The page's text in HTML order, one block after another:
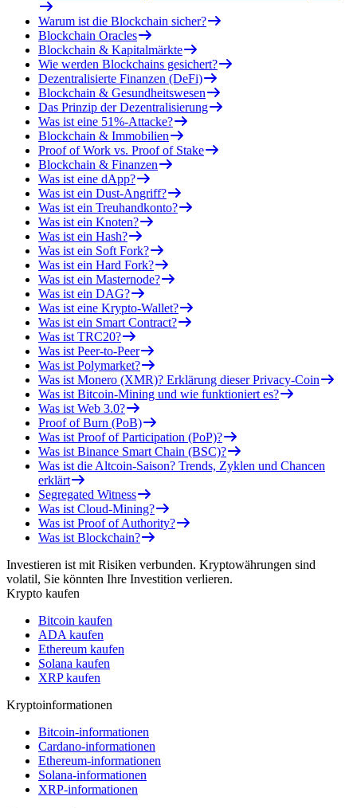
Warum ist die Blockchain sicher?
Blockchain Oracles
Blockchain & Kapitalmärkte
Wie werden Blockchains gesichert?
Dezentralisierte Finanzen (DeFi)
Blockchain & Gesundheitswesen
Das Prinzip der Dezentralisierung
Was ist eine 51%-Attacke?
Blockchain & Immobilien
Proof of Work vs. Proof of Stake
Blockchain & Finanzen
Was ist eine dApp?
Was ist ein Dust-Angriff?
Was ist ein Treuhandkonto?
Was ist ein Knoten?
Was ist ein Hash?
Was ist ein Soft Fork?
Was ist ein Hard Fork?
Was ist ein Masternode?
Was ist ein DAG?
Was ist eine Krypto-Wallet?
Was ist ein Smart Contract?
Was ist TRC20?
Was ist Peer-to-Peer
Was ist Polymarket?
Was ist Monero (XMR)? Erklärung dieser Privacy-Coin
Was ist Bitcoin-Mining und wie funktioniert es?
Was ist Web 3.0?
Proof of Burn (PoB)
Was ist Proof of Participation (PoP)?
Was ist Binance Smart Chain (BSC)?
Was ist die Altcoin-Saison? Trends, Zyklen und Chancen
erklärt
Segregated Witness
Was ist Cloud-Mining?
Was ist Proof of Authority?
Was ist Blockchain?
Investieren ist mit Risiken verbunden. Kryptowährungen sind
volatil, Sie könnten Ihre Investition verlieren.
Krypto kaufen
Bitcoin kaufen
ADA kaufen
Ethereum kaufen
Solana kaufen
XRP kaufen
Kryptoinformationen
Bitcoin-informationen
Cardano-informationen
Ethereum-informationen
Solana-informationen
XRP-informationen